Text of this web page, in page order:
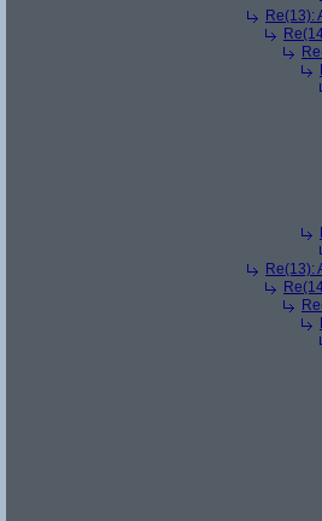
Re(13):
Re(13):